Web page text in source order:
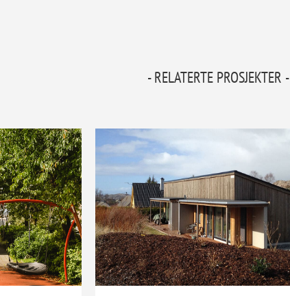
- RELATERTE PROSJEKTER -